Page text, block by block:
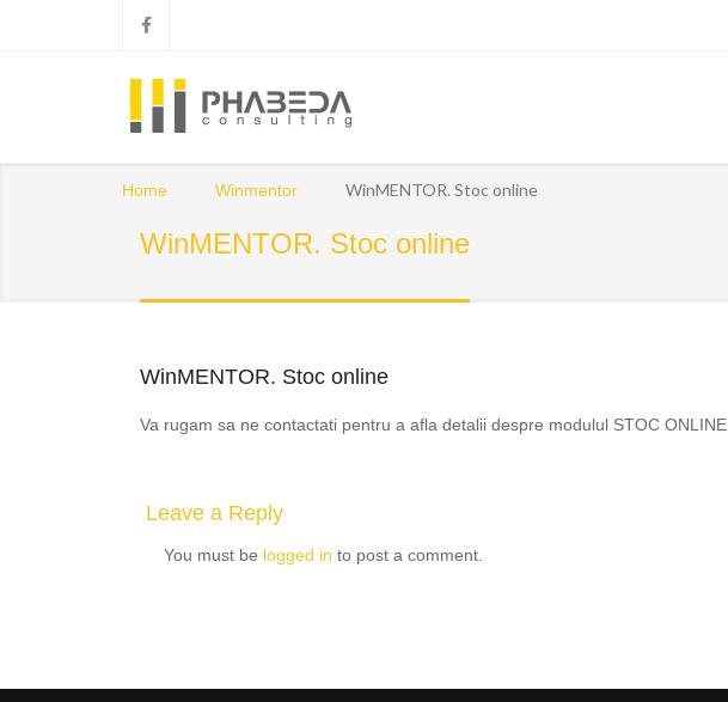
WinMENTOR. Stoc online
Home Winmentor WinMENTOR. Stoc online
WinMENTOR. Stoc online
Va rugam sa ne contactati pentru a afla detalii despre modulul STOC ONLINE.
Leave a Reply
You must be logged in to post a comment.